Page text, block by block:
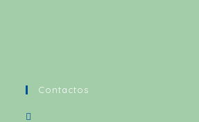
Contactos